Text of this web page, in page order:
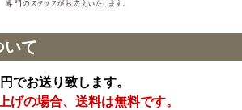
いて
でお送り致します。
げの場合、送料は無料です。